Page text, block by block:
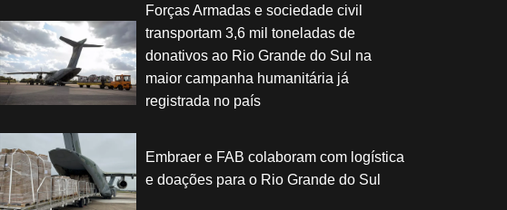
Forças Armadas e sociedade civil
transportam 3,6 mil toneladas de
donativos ao Rio Grande do Sul na
maior campanha humanitária já
registrada no país
Embraer e FAB colaboram com logística
e doações para o Rio Grande do Sul